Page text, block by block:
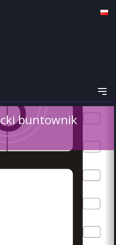
buntownik